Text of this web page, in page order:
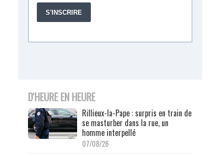
D'HEURE EN HEURE
Rillieux-la-Pape : surpris en train de
se masturber dans la rue, un
homme interpellé
07/08/26